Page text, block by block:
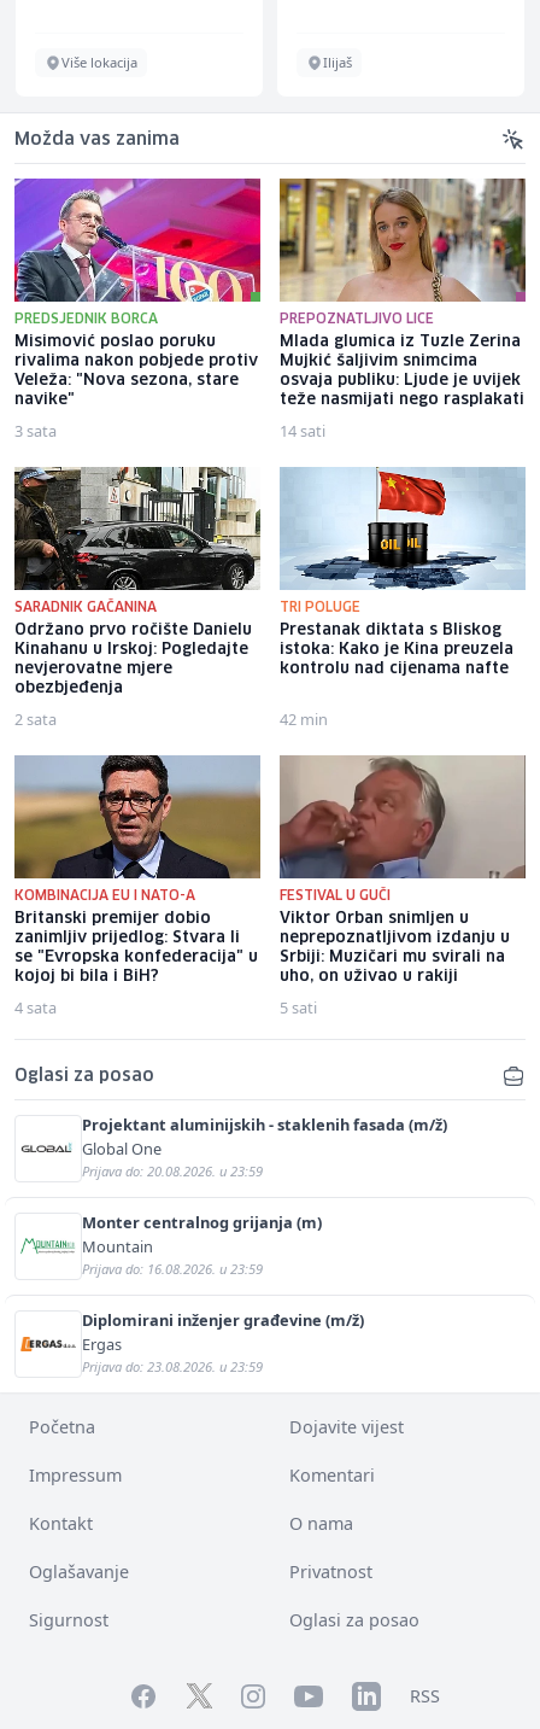
Više lokacija Ilijaš
Možda vas zanima
PREDSJEDNIK BORCA
Misimović poslao poruku
rivalima nakon pobjede protiv
Veleža: "Nova sezona, stare
navike"
3 sata
PREPOZNATLJIVO LICE
Mlada glumica iz Tuzle Zerina
Mujkić šaljivim snimcima
osvaja publiku: Ljude je uvijek
teže nasmijati nego rasplakati
14 sati
SARADNIK GAČANINA
Održano prvo ročište Danielu
Kinahanu u Irskoj: Pogledajte
nevjerovatne mjere
obezbjeđenja
2 sata
TRI POLUGE
Prestanak diktata s Bliskog
istoka: Kako je Kina preuzela
kontrolu nad cijenama nafte
42 min
KOMBINACIJA EU I NATO-A
Britanski premijer dobio
zanimljiv prijedlog: Stvara li
se "Evropska konfederacija" u
kojoj bi bila i BiH?
4 sata
FESTIVAL U GUČI
Viktor Orban snimljen u
neprepoznatljivom izdanju u
Srbiji: Muzičari mu svirali na
uho, on uživao u rakiji
5 sati
Oglasi za posao
Projektant aluminijskih - staklenih fasada (m/ž)
Global One
Prijava do: 20.08.2026. u 23:59
Monter centralnog grijanja (m)
Mountain
Prijava do: 16.08.2026. u 23:59
Diplomirani inženjer građevine (m/ž)
Ergas
Prijava do: 23.08.2026. u 23:59
Početna Dojavite vijest
Impressum Komentari
Kontakt O nama
Oglašavanje Privatnost
Sigurnost Oglasi za posao
FacebookTwitterInstagramYouTubeLinkedInRSS